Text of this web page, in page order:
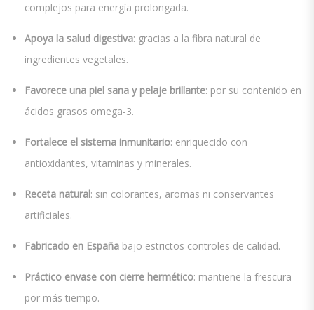
complejos para energía prolongada.
Apoya la salud digestiva: gracias a la fibra natural de
ingredientes vegetales.
Favorece una piel sana y pelaje brillante: por su contenido en
ácidos grasos omega-3.
Fortalece el sistema inmunitario: enriquecido con
antioxidantes, vitaminas y minerales.
Receta natural: sin colorantes, aromas ni conservantes
artificiales.
Fabricado en España bajo estrictos controles de calidad.
Práctico envase con cierre hermético: mantiene la frescura
por más tiempo.